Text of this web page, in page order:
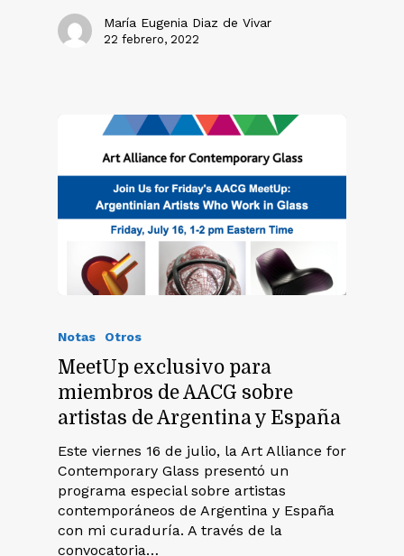
María Eugenia Diaz de Vivar
22 febrero, 2022
Notas Otros
MeetUp exclusivo para
miembros de AACG sobre
artistas de Argentina y España
Este viernes 16 de julio, la Art Alliance for
Contemporary Glass presentó un
programa especial sobre artistas
contemporáneos de Argentina y España
con mi curaduría. A través de la
convocatoria…